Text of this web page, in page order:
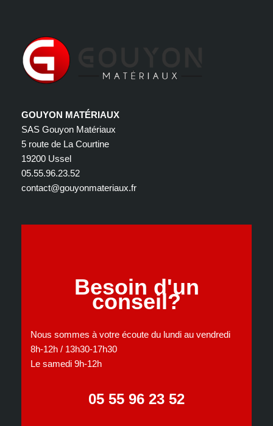
GOUYON MATÉRIAUX
SAS Gouyon Matériaux
5 route de La Courtine
19200 Ussel
05.55.96.23.52
contact@gouyonmateriaux.fr
Besoin d'un
conseil?
Nous sommes à votre écoute du lundi au vendredi
8h-12h / 13h30-17h30
Le samedi 9h-12h
05 55 96 23 52